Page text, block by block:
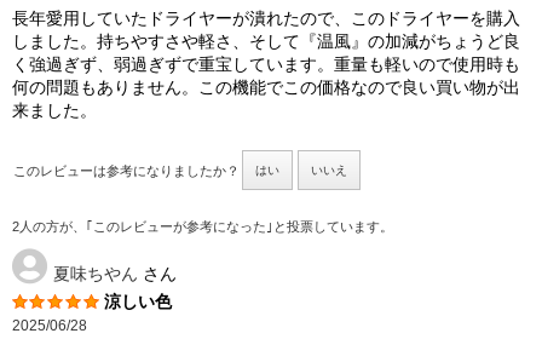
長年愛用していたドライヤーが潰れたので、このドライヤーを購入
しました。持ちやすさや軽さ、そして『温風』の加減がちょうど良
く強過ぎず、弱過ぎずで重宝しています。重量も軽いので使用時も
何の問題もありません。この機能でこの価格なので良い買い物が出
来ました。
このレビューは参考になりましたか？ はい いいえ
2人の方が、｢このレビューが参考になった｣と投票しています。
夏味ちやん さん
涼しい色
2025/06/28